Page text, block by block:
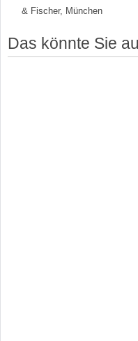
& Fischer, München
Das könnte Sie